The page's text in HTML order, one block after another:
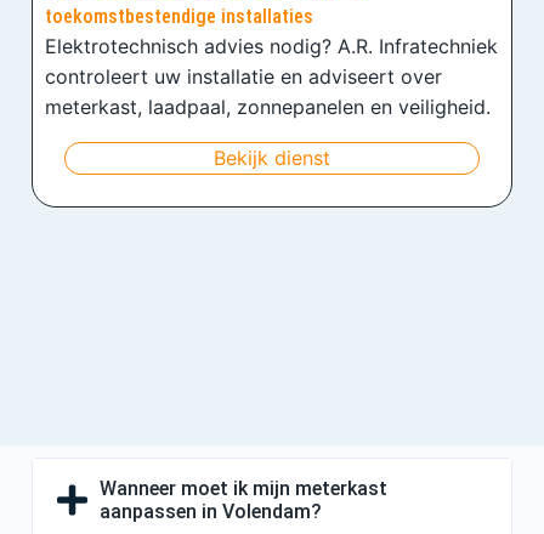
toekomstbestendige installaties
Elektrotechnisch advies nodig? A.R. Infratechniek
controleert uw installatie en adviseert over
meterkast, laadpaal, zonnepanelen en veiligheid.
Bekijk dienst
Wanneer moet ik mijn meterkast
aanpassen in Volendam?